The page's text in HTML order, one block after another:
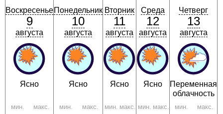
Воскресенье
9
августа
Ясно
мин. макс.
Понедельник
10
августа
Ясно
мин. макс.
Вторник
11
августа
Ясно
мин. макс.
Среда
12
августа
Ясно
мин. макс.
Четверг
13
августа
Переменная
облачность
мин. макс.